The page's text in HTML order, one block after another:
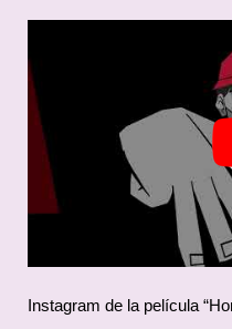
Instagram de la película